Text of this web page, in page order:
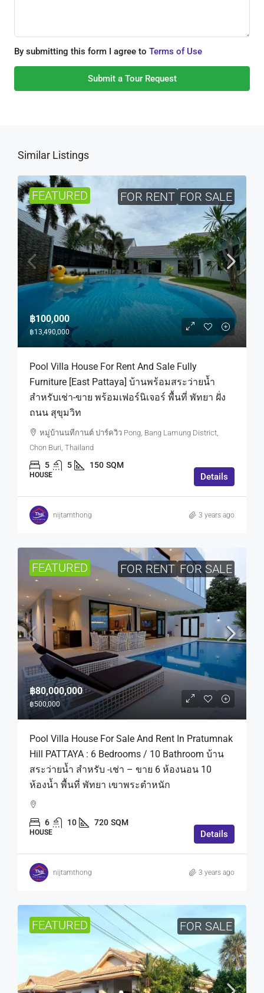
By submitting this form I agree to Terms of Use
Submit a Tour Request
Similar Listings
FEATURED FOR RENT FOR SALE
฿100,000
฿13,490,000
Pool Villa House For Rent And Sale Fully
Furniture [East Pattaya] บ้านพร้อมสระว่ายน้ำ
สำหรับเช่า-ขาย พร้อมเฟอร์นิเจอร์ พื้นที่ พัทยา ฝั่ง
ถนน สุขุมวิท
หมู่บ้านนทีกานต์ ปาร์ควิว Pong, Bang Lamung District,
Chon Buri, Thailand
5 5 150 SQM
HOUSE Details
nijtamthong 3 years ago
FEATURED FOR RENT FOR SALE
฿80,000,000
฿500,000
Pool Villa House For Sale And Rent In Pratumnak
Hill PATTAYA : 6 Bedrooms / 10 Bathroom บ้าน
สระว่ายน้ำ สำหรับ -เช่า – ขาย 6 ห้องนอน 10
ห้องน้ำ พื้นที่ พัทยา เขาพระตำหนัก
6 10 720 SQM
HOUSE Details
nijtamthong 3 years ago
FEATURED FOR SALE